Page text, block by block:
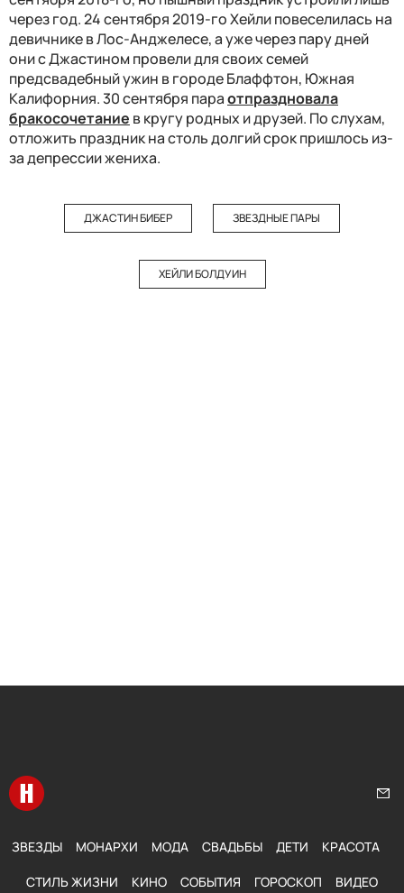
через год. 24 сентября 2019-го Хейли повеселилась на
девичнике в Лос-Анджелесе, а уже через пару дней
они с Джастином провели для своих семей
предсвадебный ужин в городе Блаффтон, Южная
Калифорния. 30 сентября параотпраздновала
бракосочетание в кругу родных и друзей. По слухам,
отложить праздник на столь долгий срок пришлось из-
за депрессии жениха.
ДЖАСТИН БИБЕР ЗВЕЗДНЫЕ ПАРЫ
ХЕЙЛИ БОЛДУИН
Перейти на главную
ЗВЕЗДЫ МОНАРХИ МОДА СВАДЬБЫ ДЕТИ КРАСОТА
СТИЛЬ ЖИЗНИ КИНО СОБЫТИЯ ГОРОСКОП ВИДЕО